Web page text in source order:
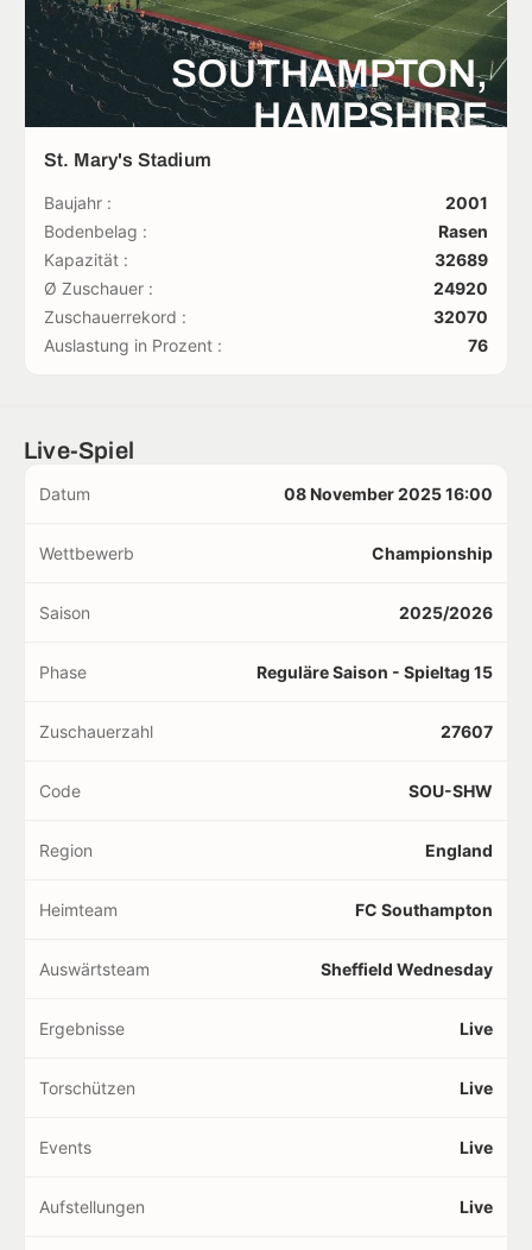
SOUTHAMPTON,
HAMPSHIRE
St. Mary's Stadium
Baujahr :
2001
Bodenbelag :
Rasen
Kapazität :
32689
Ø Zuschauer :
24920
Zuschauerrekord :
32070
Auslastung in Prozent :
76
Live-Spiel
Datum 08 November 2025 16:00
Wettbewerb Championship
Saison 2025/2026
Phase Reguläre Saison - Spieltag 15
Zuschauerzahl 27607
Code SOU-SHW
Region England
Heimteam FC Southampton
Auswärtsteam Sheffield Wednesday
Ergebnisse Live
Torschützen Live
Events Live
Aufstellungen Live